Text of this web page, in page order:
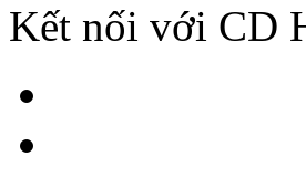
Kết nối với CD